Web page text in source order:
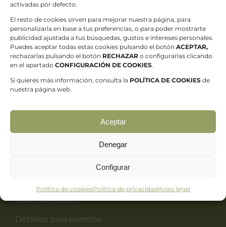
activadas por defecto.
El resto de cookies sirven para mejorar nuestra página, para
personalizarla en base a tus preferencias, o para poder mostrarte
publicidad ajustada a tus búsquedas, gustos e intereses personales.
Puedes aceptar todas estas cookies pulsando el botón ACEPTAR,
rechazarlas pulsando el botón RECHAZAR o configurarlas clicando
en el apartado CONFIGURACIÓN DE COOKIES.
Si quieres más información, consulta la POLÍTICA DE COOKIES de
nuestra página web.
Aceptar
Denegar
Configurar
Política de cookiesPolítica de privacidadAviso legal
C. Puerto de la Cubilla, 6, bajo dcha, Gijon-Sur,
33207 Gijón, Asturias
jabonesalonsodelatorre@gmail.com
Quiénes somos
Detalles para eventos